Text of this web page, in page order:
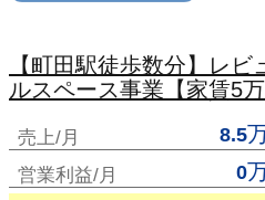
【町田駅徒歩数分】レ
ルスペース事業【家賃5万
売上/月 8.5
営業利益/月 0